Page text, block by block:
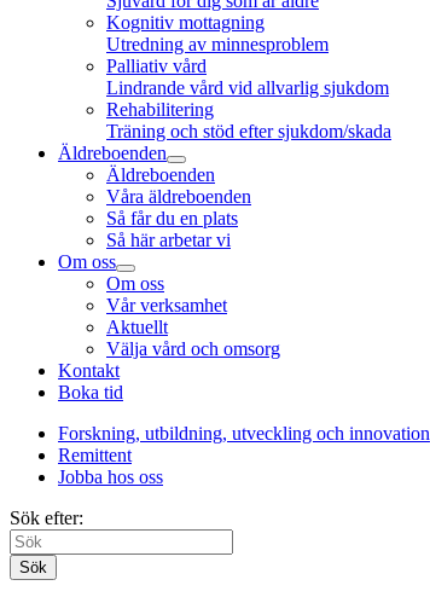
Kognitiv mottagning
Utredning av minnesproblem
Palliativ vård
Lindrande vård vid allvarlig sjukdom
Rehabilitering
Träning och stöd efter sjukdom/skada
Äldreboenden
Äldreboenden
Våra äldreboenden
Så får du en plats
Så här arbetar vi
Om oss
Om oss
Vår verksamhet
Aktuellt
Välja vård och omsorg
Kontakt
Boka tid
Forskning, utbildning, utveckling och innovation
Remittent
Jobba hos oss
Sök efter:
Sök